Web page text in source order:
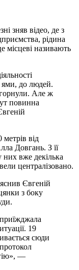
зняв відео, де з
рідина
місцеві називають
ями, до людей.
Але ж
повинна
від
Довгань. З її
них вже декілька
централізовано.
Євгеній
з боку
19
сюди
—